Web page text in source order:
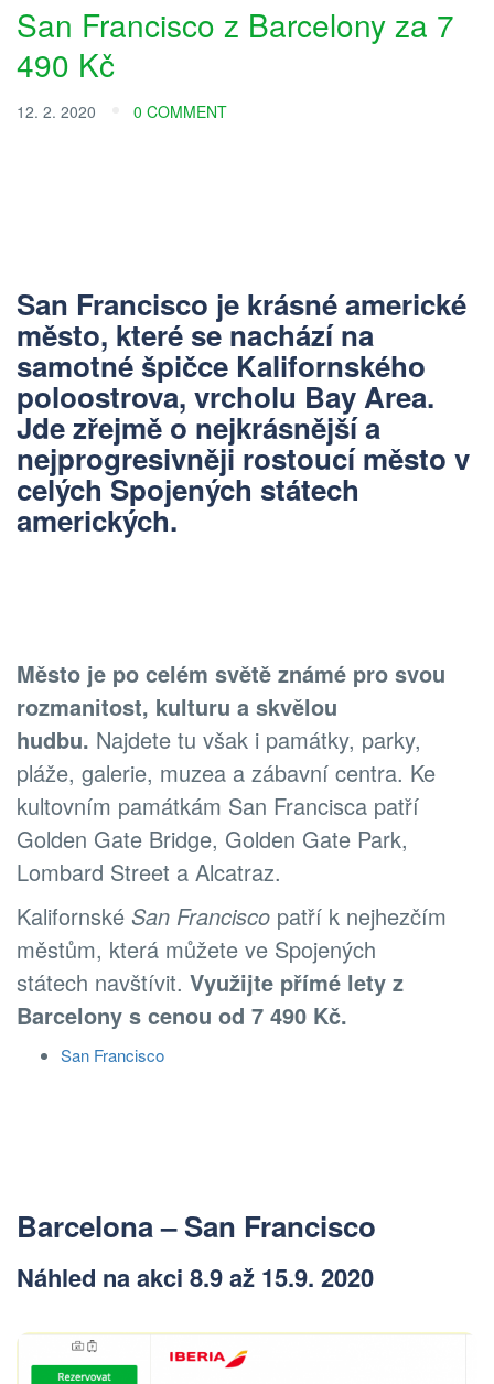
San Francisco z Barcelony za 7
490 Kč
12. 2. 2020 0 COMMENT
San Francisco je krásné americké
město, které se nachází na
samotné špičce Kalifornského
poloostrova, vrcholu Bay Area.
Jde zřejmě o nejkrásnější a
nejprogresivněji rostoucí město v
celých Spojených státech
amerických.
Město je po celém světě známé pro svou
rozmanitost, kulturu a skvělou
hudbu. Najdete tu však i památky, parky,
pláže, galerie, muzea a zábavní centra. Ke
kultovním památkám San Francisca patří
Golden Gate Bridge, Golden Gate Park,
Lombard Street a Alcatraz.
Kalifornské San Francisco patří k nejhezčím
městům, která můžete ve Spojených
státech navštívit. Využijte přímé lety z
Barcelony s cenou od 7 490 Kč.
San Francisco
Barcelona –San Francisco
Náhled na akci 8.9 až 15.9. 2020